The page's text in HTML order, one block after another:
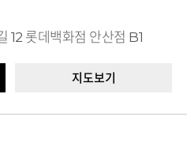
12 롯데백화점 안산점 B1
지도보기